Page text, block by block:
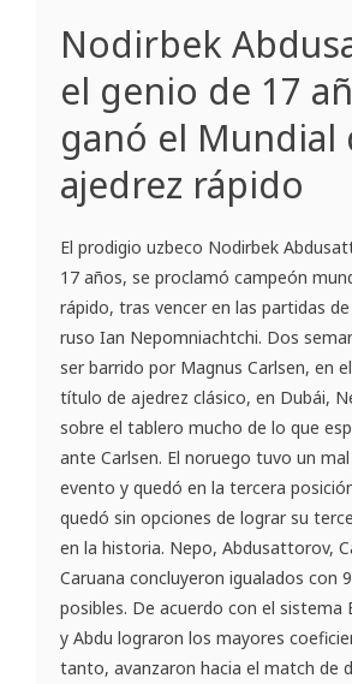
Nodirbek
el genio de 17
ganó el Mundial
ajedrez rápido
El prodigio uzbeco Nodirbek
17 años, se proclamó campeón
rápido, tras vencer en las partidas
ruso Ian Nepomniachtchi. Dos
ser barrido por Magnus Carlsen, en
título de ajedrez clásico, en Dubái,
sobre el tablero mucho de lo que
ante Carlsen. El noruego tuvo un
evento y quedó en la tercera
quedó sin opciones de lograr su
en la historia. Nepo, Abdusattorov,
Caruana concluyeron igualados con
posibles. De acuerdo con el sistema
y Abdu lograron los mayores
tanto, avanzaron hacia el match de